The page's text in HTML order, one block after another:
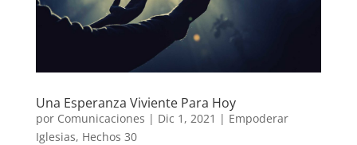
Una Esperanza Viviente Para Hoy
por Comunicaciones | Dic 1, 2021 | Empoderar
Iglesias, Hechos 30